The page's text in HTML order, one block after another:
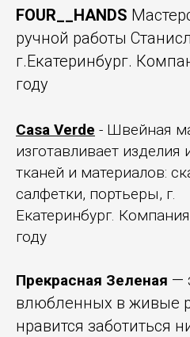
FOUR__HANDS
ручной работы
г.Екатеринбург.
году
Casa Verde - Швейная
изготавливает изделия
тканей и материалов:
салфетки, портьеры, г.
Екатеринбург.
году
Прекрасная Зеленая —
влюбленных в живые
нравится заботиться